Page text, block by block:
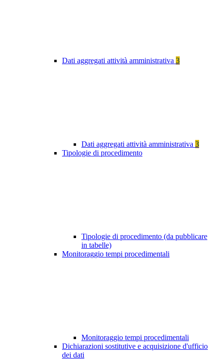
Dati aggregati attività amministrativa 3
Dati aggregati attività amministrativa 3
Tipologie di procedimento
Tipologie di procedimento (da pubblicare
in tabelle)
Monitoraggio tempi procedimentali
Monitoraggio tempi procedimentali
Dichiarazioni sostitutive e acquisizione d'ufficio
dei dati